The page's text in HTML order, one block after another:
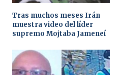
Tras muchos meses Irán
muestra video del líder
supremo Mojtaba Jameneí